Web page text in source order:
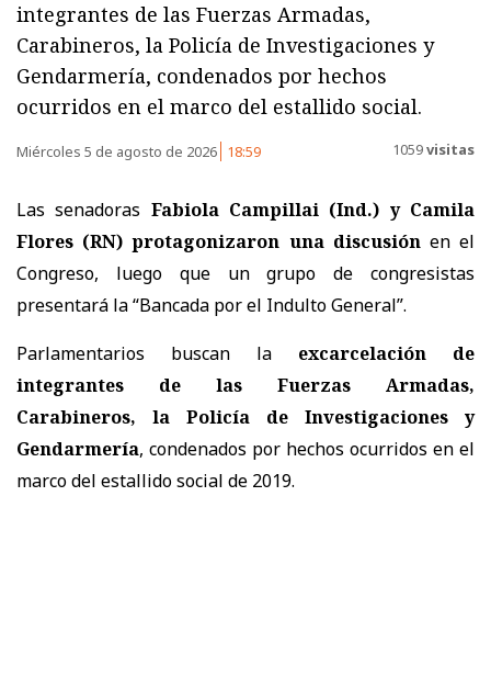
integrantes de las Fuerzas Armadas,
Carabineros, la Policía de Investigaciones y
Gendarmería, condenados por hechos
ocurridos en el marco del estallido social.
Miércoles 5 de agosto de 2026 18:59 1059visitas
Las senadoras Fabiola Campillai (Ind.) y Camila
Flores (RN) protagonizaron una discusiónen el
Congreso, luego que un grupo de congresistas
presentará la “Bancada por el Indulto General”.
Parlamentarios buscan la excarcelación de
integrantes de las Fuerzas Armadas,
Carabineros, la Policía de Investigaciones y
Gendarmería, condenados por hechos ocurridos en el
marco del estallido social de 2019.